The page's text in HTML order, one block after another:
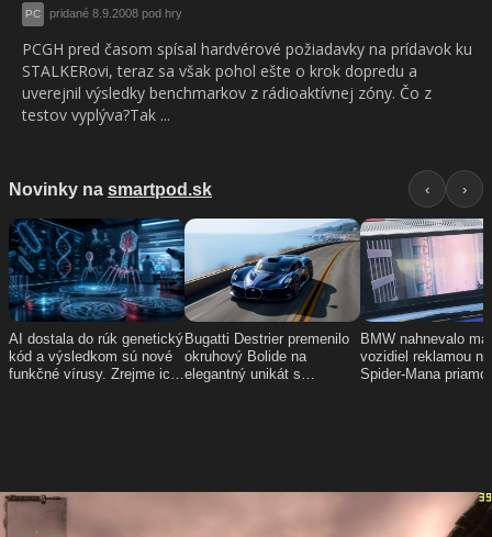
PC pridané 8.9.2008 pod hry
PCGH pred časom spísal hardvérové požiadavky na prídavok ku
STALKERovi, teraz sa však pohol ešte o krok dopredu a
uverejnil výsledky benchmarkov z rádioaktívnej zóny. Čo z
testov vyplýva?Tak ...